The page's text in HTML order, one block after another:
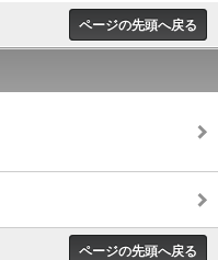
ページの先頭へ戻る
ページの先頭へ戻る